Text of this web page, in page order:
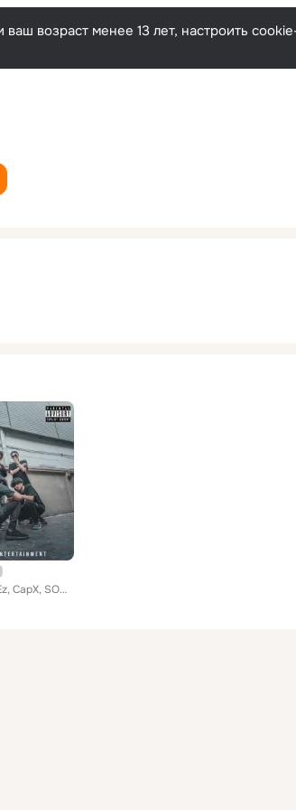
возраст менее 13 лет, настроить
Oganja feat. GGEz, CapX, SOULFEEZ, Cropter, YoungPae